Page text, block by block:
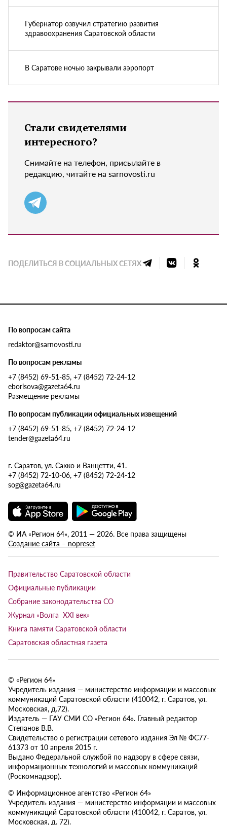
Губернатор озвучил стратегию развития
здравоохранения Саратовской области
В Саратове ночью закрывали аэропорт
Стали свидетелями
интересного?
Снимайте на телефон, присылайте в
редакцию, читайте на sarnovosti.ru
ПОДЕЛИТЬСЯ В СОЦИАЛЬНЫХ СЕТЯХ
По вопросам сайта
redaktor@sarnovosti.ru
По вопросам рекламы
+7 (8452) 69-51-85, +7 (8452) 72-24-12
eborisova@gazeta64.ru
Размещение рекламы
По вопросам публикации официальных извещений
+7 (8452) 69-51-85, +7 (8452) 72-24-12
tender@gazeta64.ru
г. Саратов, ул. Сакко и Ванцетти, 41.
+7 (8452) 72-10-06, +7 (8452) 72-24-12
sog@gazeta64.ru
© ИА «Регион 64», 2011 — 2026. Все права защищены
Создание сайта – nopreset
Правительство Саратовской области
Официальные публикации
Собрание законодательства СО
Журнал «Волга XXI век»
Книга памяти Саратовской области
Саратовская областная газета
© «Регион 64»
Учредитель издания — министерство информации и массовых
коммуникаций Саратовской области (410042, г. Саратов, ул.
Московская, д.72).
Издатель — ГАУ СМИ СО «Регион 64». Главный редактор
Степанов В.В.
Свидетельство о регистрации сетевого издания Эл № ФС77-
61373 от 10 апреля 2015 г.
Выдано Федеральной службой по надзору в сфере связи,
информационных технологий и массовых коммуникаций
(Роскомнадзор).
© Информационное агентство «Регион 64»
Учредитель издания — министерство информации и массовых
коммуникаций Саратовской области (410042, г. Саратов, ул.
Московская, д. 72).